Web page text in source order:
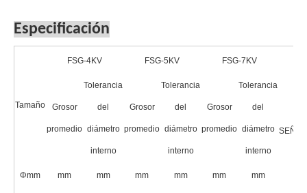
Especificación
Tamaño
FSG-4KV FSG-5KV FSG-7KV
Grosor
promedio
Tolerancia
del
diámetro
interno
Grosor
promedio
Tolerancia
del
diámetro
interno
Grosor
promedio
Tolerancia
del
diámetro
interno
Φmm mm mm mm mm mm mm